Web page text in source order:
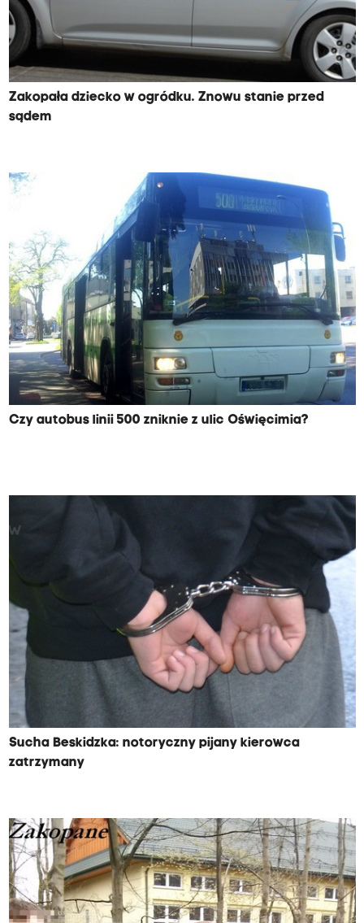
Zakopała dziecko w ogródku. Znowu stanie przed
sądem
Czy autobus linii 500 zniknie z ulic Oświęcimia?
Sucha Beskidzka: notoryczny pijany kierowca
zatrzymany